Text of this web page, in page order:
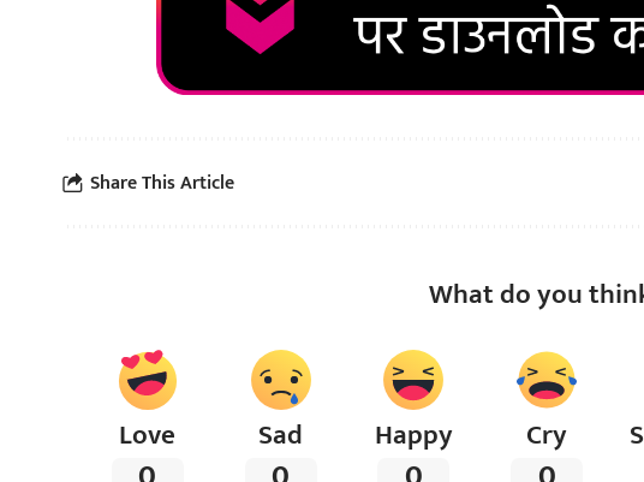
Share This Article
What do you
Love Sad Happy Cry